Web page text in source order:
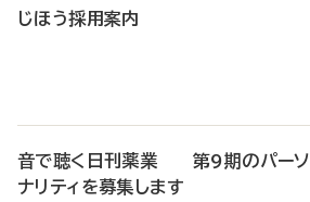
じほう採用案内
音で聴く日刊薬業 第9期のパーソ
ナリティを募集します